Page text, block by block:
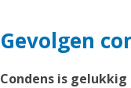
Gevolgen
Condens is